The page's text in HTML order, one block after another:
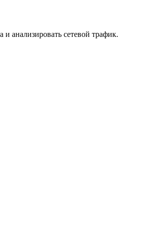
анализировать сетевой трафик.